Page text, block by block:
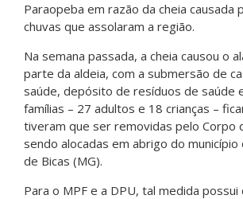
Paraopeba em razão da cheia causada
chuvas que assolaram a região.
Na semana passada, a cheia causou o
parte da aldeia, com a submersão de
saúde, depósito de resíduos de saúde
famílias – 27 adultos e 18 crianças –
tiveram que ser removidas pelo Corpo
sendo alocadas em abrigo do município
de Bicas (MG).
Para o MPF e a DPU, tal medida